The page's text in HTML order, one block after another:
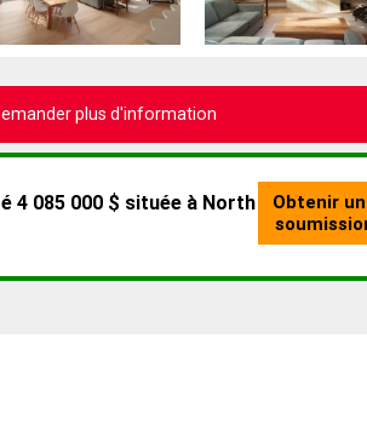
plus d'information